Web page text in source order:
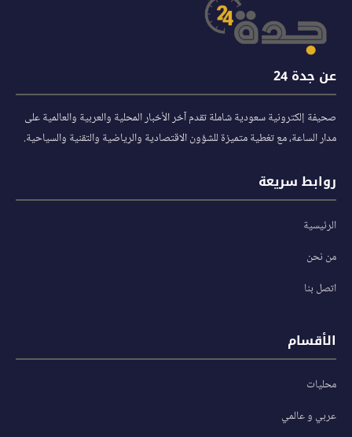
عن جدة 24
صحيفة إلكترونية سعودية شاملة تقدم آخر الأخبار المحلية والعربية والعالمية على
مدار الساعة، مع تغطية متميزة للشؤون الاقتصادية والرياضية والتقنية والسياحية.
روابط سريعة
الرئيسية
من نحن
اتصل بنا
الأقسام
محليات
عربي و عالمي